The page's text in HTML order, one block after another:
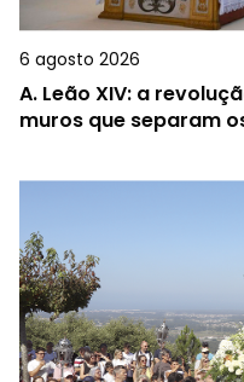
6 agosto 2026
A. Leão XIV: a
muros que separam